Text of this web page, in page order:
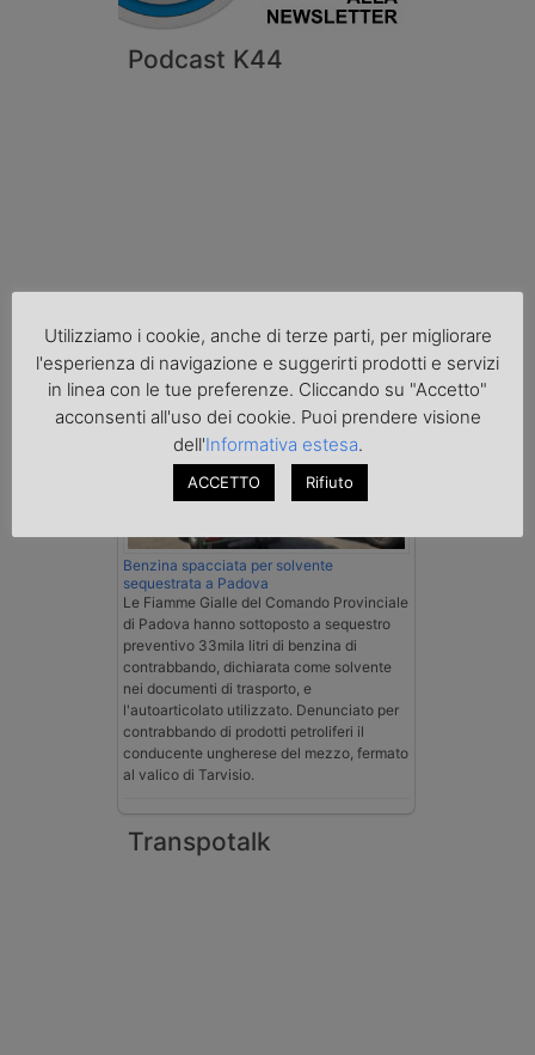
Podcast K44
Cronaca
Benzina spacciata per solvente
sequestrata a Padova
Le Fiamme Gialle del Comando Provinciale
di Padova hanno sottoposto a sequestro
preventivo 33mila litri di benzina di
contrabbando, dichiarata come solvente
nei documenti di trasporto, e
l'autoarticolato utilizzato. Denunciato per
contrabbando di prodotti petroliferi il
conducente ungherese del mezzo, fermato
al valico di Tarvisio.
Transpotalk
Utilizziamo i cookie, anche di terze parti, per migliorare
l'esperienza di navigazione e suggerirti prodotti e servizi
in linea con le tue preferenze. Cliccando su "Accetto"
acconsenti all'uso dei cookie. Puoi prendere visione
dell'Informativa estesa.
ACCETTO Rifiuto